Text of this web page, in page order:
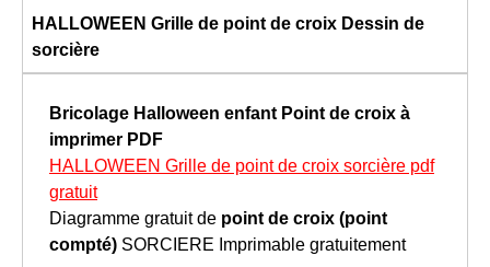
HALLOWEEN Grille de point de croix Dessin de
sorcière
Bricolage Halloween enfant Point de croix à
imprimer PDF
HALLOWEEN Grille de point de croix sorcière pdf
gratuit
Diagramme gratuit de point de croix (point
compté) SORCIERE Imprimable gratuitement